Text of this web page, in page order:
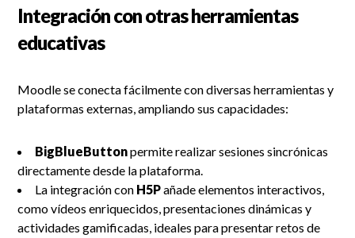
Integración con otras herramientas
educativas
Moodle se conecta fácilmente con diversas herramientas y
plataformas externas, ampliando sus capacidades:
BigBlueButtonpermite realizar sesiones sincrónicas
directamente desde la plataforma.
La integración con H5Pañade elementos interactivos,
como vídeos enriquecidos, presentaciones dinámicas y
actividades gamificadas, ideales para presentar retos de